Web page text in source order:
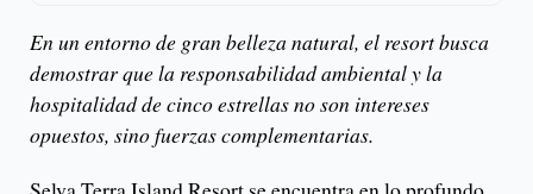
En un entorno de gran belleza natural, el resort busca
demostrar que la responsabilidad ambiental y la
hospitalidad de cinco estrellas no son intereses
opuestos, sino fuerzas complementarias.